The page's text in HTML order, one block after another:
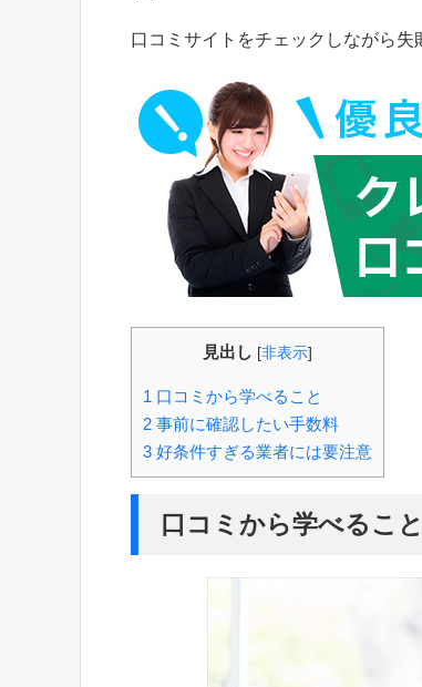
口コミサイトをチェックしながら失
見出し [非表示]
1 口コミから学べること
2 事前に確認したい手数料
3 好条件すぎる業者には要注意
口コミから学べること